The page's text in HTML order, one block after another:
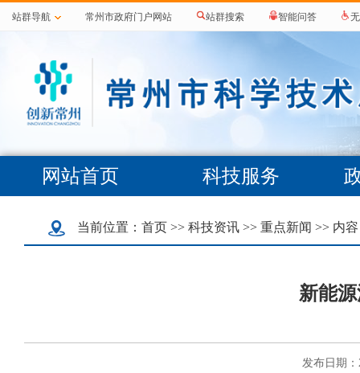
站群导航 常州市政府门户网站 站群搜索 智能问答
网站首页 科技服务
当前位置： 首页 >> 科技资讯 >> 重点新闻 >> 内容
新能
发布日期